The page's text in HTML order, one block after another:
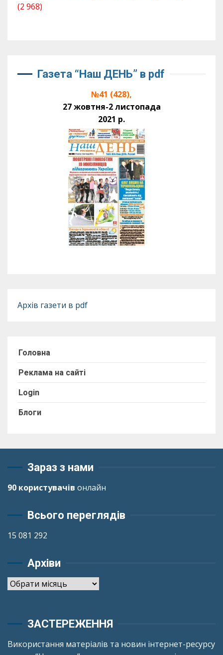
(2 968)
Газета “Наш ДЕНЬ” в pdf
№41 (428),
27 жовтня-2 листопада
2021 р.
Архів газети в pdf
Головна
Реклама на сайті
Login
Блоги
Зараз з нами
90 користувачів онлайн
Всього переглядів
15 081 292
Архіви
Архіви
ЗАСТЕРЕЖЕННЯ
Використання матеріалів та новин інтернет-ресурсу